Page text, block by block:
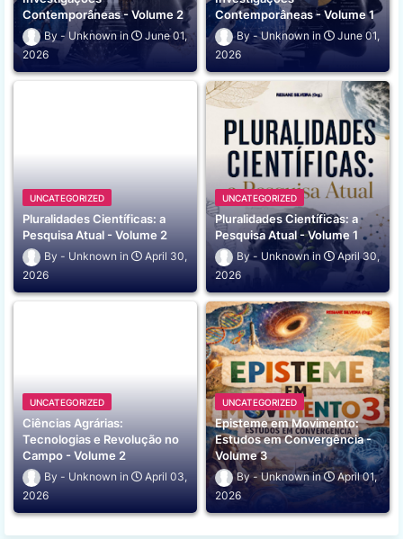
Contemporâneas - Volume 2
Unknown
June 01,
2026
Contemporâneas - Volume 1
Unknown
June 01,
2026
UNCATEGORIZED
Pluralidades Científicas: a
Pesquisa Atual - Volume 2
Unknown
April 30,
2026
UNCATEGORIZED
Pluralidades Científicas: a
Pesquisa Atual - Volume 1
Unknown
April 30,
2026
UNCATEGORIZED
Ciências Agrárias:
Tecnologias e Revolução no
Campo - Volume 2
Unknown
April 03,
2026
UNCATEGORIZED
Episteme em Movimento:
Estudos em Convergência -
Volume 3
Unknown
April 01,
2026